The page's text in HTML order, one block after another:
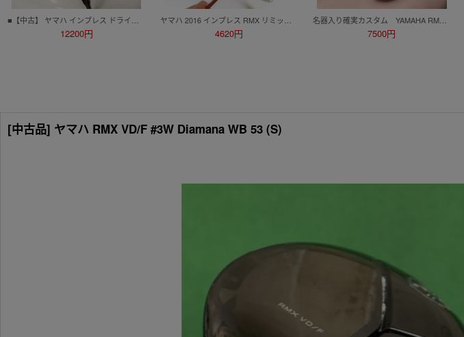
12200円 4620円 7500円
[中古品] ヤマハ RMX VD/F #3W Diamana WB 53 (S)